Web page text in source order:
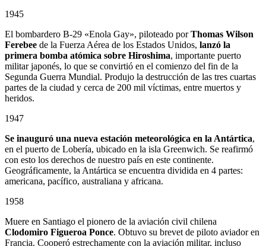
1945
El bombardero B-29 «Enola Gay», piloteado porThomas Wilson
Ferebee de la Fuerza Aérea de los Estados Unidos, lanzó la
primera bomba atómica sobre Hiroshima, importante puerto
militar japonés, lo que se convirtió en el comienzo del fin de la
Segunda Guerra Mundial. Produjo la destrucción de las tres cuartas
partes de la ciudad y cerca de 200 mil víctimas, entre muertos y
heridos.
1947
Se inauguró una nueva estación meteorológica en la Antártica,
en el puerto de Lobería, ubicado en la isla Greenwich. Se reafirmó
con esto los derechos de nuestro país en este continente.
Geográficamente, la Antártica se encuentra dividida en 4 partes:
americana, pacífico, australiana y africana.
1958
Muere en Santiago el pionero de la aviación civil chilena
Clodomiro Figueroa Ponce. Obtuvo su brevet de piloto aviador en
Francia. Cooperó estrechamente con la aviación militar, incluso